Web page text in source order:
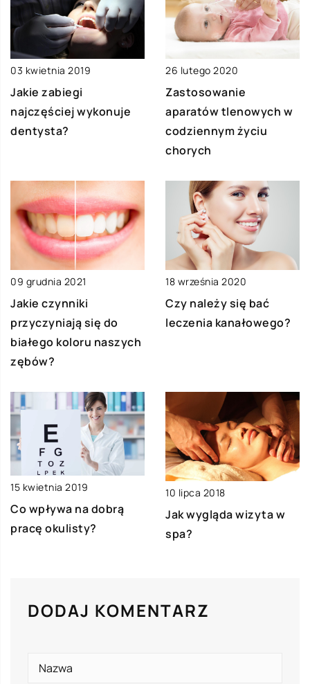
03 kwietnia 2019
Jakie zabiegi
najczęściej wykonuje
dentysta?
26 lutego 2020
Zastosowanie
aparatów tlenowych w
codziennym życiu
chorych
09 grudnia 2021
Jakie czynniki
przyczyniają się do
białego koloru naszych
zębów?
18 września 2020
Czy należy się bać
leczenia kanałowego?
15 kwietnia 2019
Co wpływa na dobrą
pracę okulisty?
10 lipca 2018
Jak wygląda wizyta w
spa?
DODAJ KOMENTARZ